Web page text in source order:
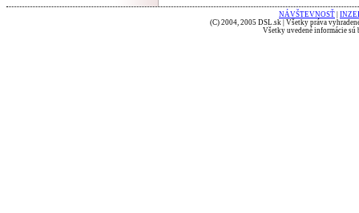
NÁVŠTEVNOSŤ
(C) 2004, 2005 DSL.sk | Všetky práva
Všetky uvedené informácie sú